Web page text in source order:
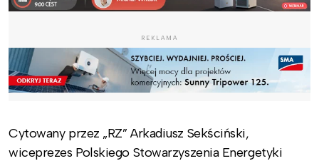
REKLAMA
Cytowany przez „RZ” Arkadiusz Sekściński,
wiceprezes Polskiego Stowarzyszenia Energetyki